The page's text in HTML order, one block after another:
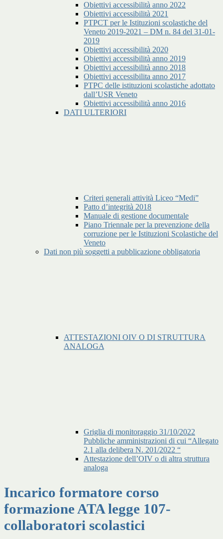
Obiettivi accessibilità anno 2022
Obiettivi accessibilità 2021
PTPCT per le Istituzioni scolastiche del
Veneto 2019-2021 – DM n. 84 del 31-01-
2019
Obiettivi accessibilità 2020
Obiettivi accessibilità anno 2019
Obiettivi accessibilità anno 2018
Obiettivi accessibilita anno 2017
PTPC delle istituzioni scolastiche adottato
dall’USR Veneto
Obiettivi accessibilità anno 2016
DATI ULTERIORI
Criteri generali attività Liceo “Medi”
Patto d’integrità 2018
Manuale di gestione documentale
Piano Triennale per la prevenzione della
corruzione per le Istituzioni Scolastiche del
Veneto
Dati non più soggetti a pubblicazione obbligatoria
ATTESTAZIONI OIV O DI STRUTTURA
ANALOGA
Griglia di monitoraggio 31/10/2022
Pubbliche amministrazioni di cui “Allegato
2.1 alla delibera N. 201/2022 “
Attestazione dell’OIV o di altra struttura
analoga
Incarico formatore corso
formazione ATA legge 107-
collaboratori scolastici